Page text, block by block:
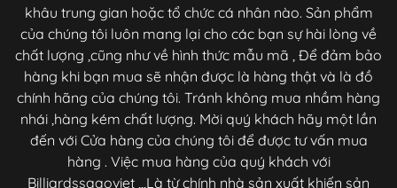
khâu trung gian hoặc tổ chức cá nhân nào. Sản phẩm
của chúng tôi luôn mang lại cho các bạn sự hài lòng về
chất lượng ,cũng như về hình thức mẫu mã , Để đảm bảo
hàng khi bạn mua sẽ nhận được là hàng thật và là đồ
chính hãng của chúng tôi. Tránh không mua nhầm hàng
nhái ,hàng kém chất lượng. Mời quý khách hãy một lần
đến với Cửa hàng của chúng tôi để được tư vấn mua
hàng . Việc mua hàng của quý khách với
Billiardssaaoviet ,,,Là từ chính nhà sản xuất khiến sản